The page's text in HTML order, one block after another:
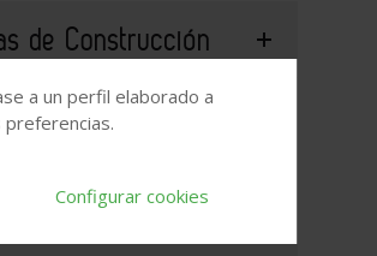
de Construcción
Verticales Logroño
y Reformas
a un perfil elaborado a
Configurar cookies